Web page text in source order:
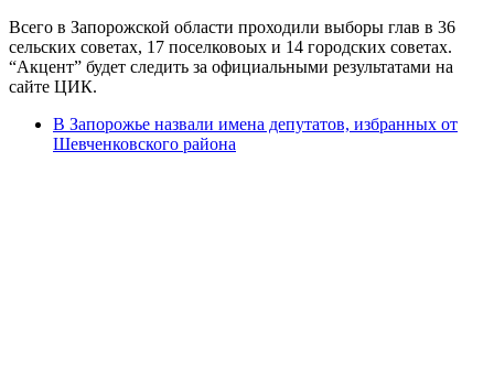
Всего в Запорожской области проходили выборы глав в 36
сельских советах, 17 поселковоых и 14 городских советах.
“Акцент” будет следить за официальными результатами на
сайте ЦИК.
В Запорожье назвали имена депутатов, избранных от
Шевченковского района